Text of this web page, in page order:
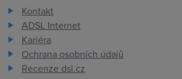
Kontakt
ADSL Internet
Kariéra
Ochrana osobních údajů
Recenze dsl.cz